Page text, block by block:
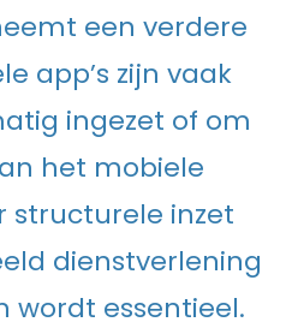
een verdere
app’s zijn vaak
ingezet of om
het mobiele
structurele inzet
dienstverlening
wordt essentieel.